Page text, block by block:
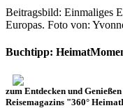
Beitragsbild: Einmaliges
Europas. Foto von:
Buchtipp:
zum Entdecken und
Reisemagazins "360°